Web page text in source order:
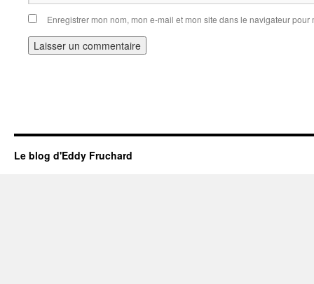
Enregistrer mon nom, mon e-mail et mon site dans le navigateur
Le blog d'Eddy Fruchard